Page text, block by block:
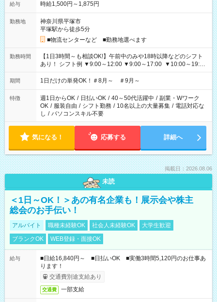
給与 時給1,500円～1,875円
勤務地
神奈川県平塚市
平塚駅から徒歩5分
■物流センターなど ■勤務地選べます
勤務時間
【1日3時間～も相談OK!】午前中のみや18時以降などのシフト
あり！ シフト例 ▼9:00～12:00 ▼9:00～17:00 ▼10:00～19:00
▼18:00～21:00
期間 1日だけの単発OK！＃8月～ ＃9月～
特徴 週1日からOK / 日払いOK / 40～50代活躍中 / 副業・Wワーク
OK / 服装自由 / シフト勤務 / 10名以上の大量募集 / 電話対応な
し / パソコンスキル不要
気になる！ 応募する 詳細へ
掲載日：2026.08.06
未読
＜1日～OK！＞あの有名企業も！展示会や株主
総会のお手伝い！
アルバイト 職種未経験OK 社会人未経験OK
大学生歓迎
ブランクOK
WEB登録・面接OK
給与
■日給16,840円～ ■日払いOK ■実働3時間5,120円のお仕事あ
ります！
交通費別途支給あり
交通費 一部支給